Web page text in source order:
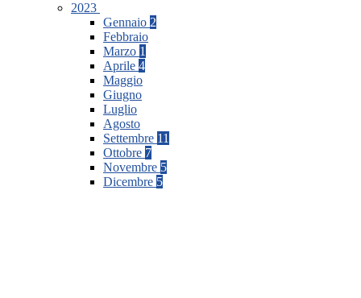
2023
Gennaio 2
Febbraio
Marzo 1
Aprile 4
Maggio
Giugno
Luglio
Agosto
Settembre 11
Ottobre 7
Novembre 5
Dicembre 5